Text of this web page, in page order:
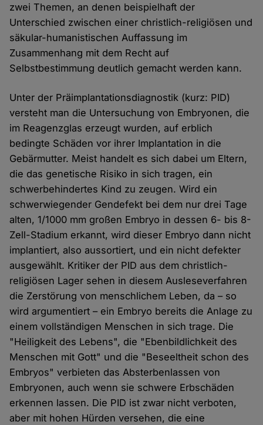
zwei Themen, an denen beispielhaft der
Unterschied zwischen einer christlich-religiösen und
säkular-humanistischen Auffassung im
Zusammenhang mit dem Recht auf
Selbstbestimmung deutlich gemacht werden kann.
Unter der Präimplantationsdiagnostik (kurz: PID)
versteht man die Untersuchung von Embryonen, die
im Reagenzglas erzeugt wurden, auf erblich
bedingte Schäden vor ihrer Implantation in die
Gebärmutter. Meist handelt es sich dabei um Eltern,
die das genetische Risiko in sich tragen, ein
schwerbehindertes Kind zu zeugen. Wird ein
schwerwiegender Gendefekt bei dem nur drei Tage
alten, 1/1000 mm großen Embryo in dessen 6- bis 8-
Zell-Stadium erkannt, wird dieser Embryo dann nicht
implantiert, also aussortiert, und ein nicht defekter
ausgewählt. Kritiker der PID aus dem christlich-
religiösen Lager sehen in diesem Ausleseverfahren
die Zerstörung von menschlichem Leben, da – so
wird argumentiert – ein Embryo bereits die Anlage zu
einem vollständigen Menschen in sich trage. Die
"Heiligkeit des Lebens", die "Ebenbildlichkeit des
Menschen mit Gott" und die "Beseeltheit schon des
Embryos" verbieten das Absterbenlassen von
Embryonen, auch wenn sie schwere Erbschäden
erkennen lassen. Die PID ist zwar nicht verboten,
aber mit hohen Hürden versehen, die eine